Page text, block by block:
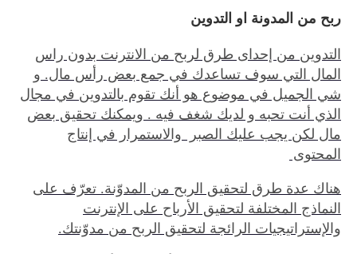
ربح من المدونة او التدوين
التدوين من إحداى طرق لربح من الانترنت بدون راس
المال التي سوف تساعدك في جمع بعض رأس مال. و
شي الجميل في موضوع هو أنك تقوم بالتدوين في مجال
الذي أنت تحبه و لديك شغف فيه . ويمكنك تحقيق بعض
مال لكن يجب عليك الصبر والاستمرار في إنتاج
المحتوى
هناك عدة طرق لتحقيق الربح من المدوّنة. تعرّف على
النماذج المختلفة لتحقيق الأرباح على الإنترنت
والإستراتيجيات الرائجة لتحقيق الربح من مدوّنتك.